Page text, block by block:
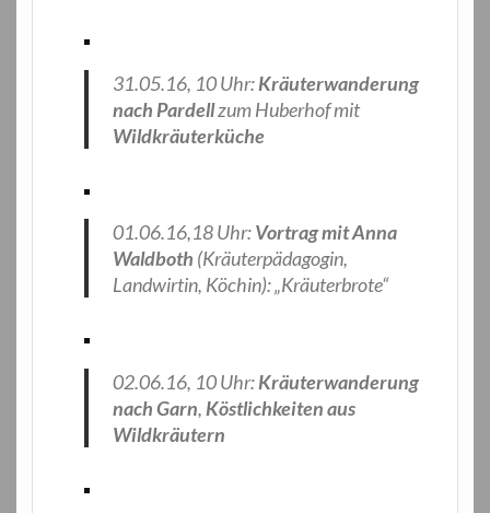
31.05.16, 10 Uhr:Kräuterwanderung
nach Pardellzum Huberhof mit
Wildkräuterküche
01.06.16,18 Uhr:Vortrag mit Anna
Waldboth (Kräuterpädagogin,
Landwirtin, Köchin): „Kräuterbrote“
02.06.16, 10 Uhr:Kräuterwanderung
nach Garn, Köstlichkeiten aus
Wildkräutern